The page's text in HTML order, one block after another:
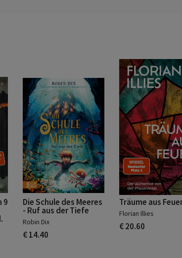
9 Die Schule des Meeres
- Ruf aus der Tiefe
Robin Dix
€ 14.40
Träume aus
Florian Illies
€ 20.60